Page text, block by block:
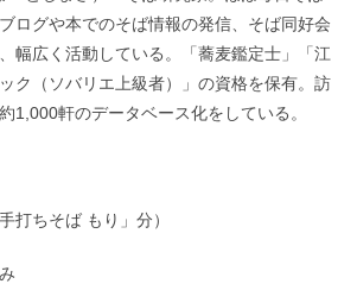
ログや本でのそば情報の発信、そば同好会
幅広く活動している。「蕎麦鑑定士」「江
ク（ソバリエ上級者）」の資格を保有。訪
1,000軒のデータベース化をしている。
打ちそば もり」分）